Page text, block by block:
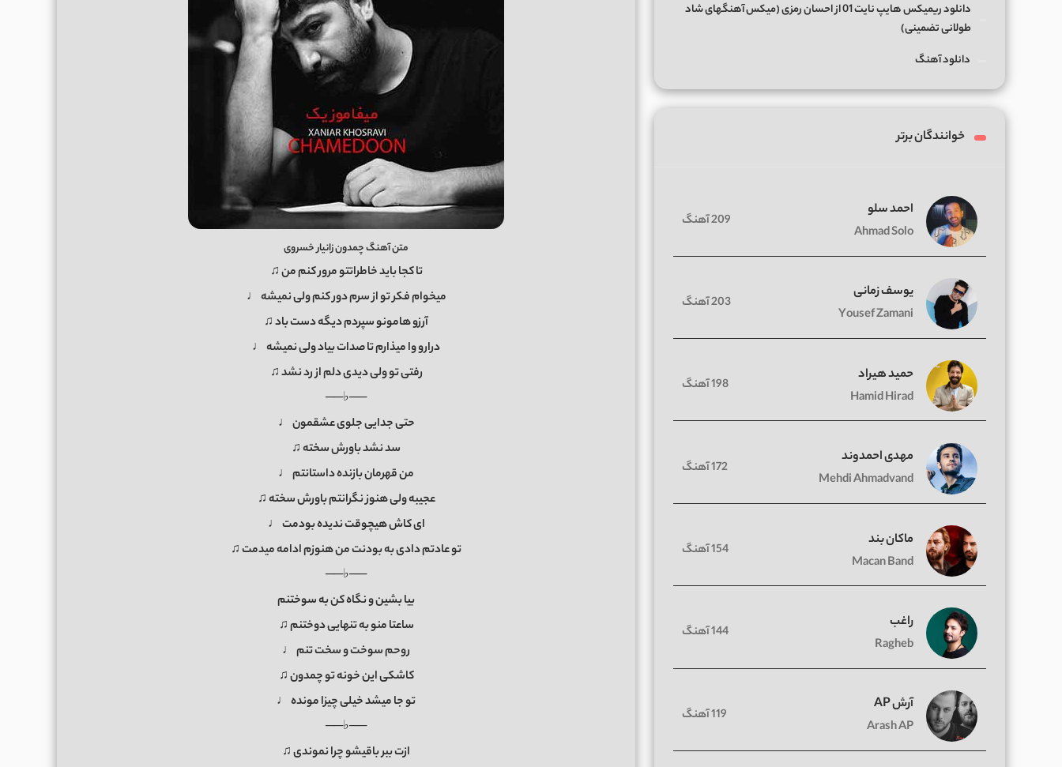
متن آهنگ چمدون زانیار خسروی
تا کجا باید خاطراتتو مرور کنم من ♫
میخوام فکر تو از سرم دور کنم ولی نمیشه ♩
آرزو هامونو سپردم دیگه دست باد ♫
درارو وا میذارم تا صدات بیاد ولی نمیشه ♩
رفتی تو ولی دیدی دلم از رد نشد ♫
──♭──
حتی جدایی جلوی عشقمون ♩
سد نشد باورش سخته ♫
من قهرمان بازنده داستانتم ♩
عجیبه ولی هنوز نگرانتم باورش سخته ♫
ای کاش هیچوقت ندیده بودمت ♩
تو عادتم دادی به بودنت من هنوزم ادامه میدمت ♫
──♭──
بیا بشین و نگاه کن به سوختنم
ساعتا منو به تنهایی دوختنم ♫
روحم سوخت و سخت تنم ♩
کاشکی این خونه تو چمدون ♫
تو جا میشد خیلی چیزا مونده ♩
──♭──
ازت ببر باقیشو چرا نموندی ♫
دانلود ریمیکس هایپ نایت 01 از احسان رمزی (میکس آهنگهای شاد
طولانی تضمینی)
دانلود آهنگ
خوانندگان برتر
احمد سلو
Ahmad Solo
209 آهنگ
یوسف زمانی
Yousef Zamani
203 آهنگ
حمید هیراد
Hamid Hirad
198 آهنگ
مهدی احمدوند
Mehdi Ahmadvand
172 آهنگ
ماکان بند
Macan Band
154 آهنگ
راغب
Ragheb
144 آهنگ
آرش AP
Arash AP
119 آهنگ